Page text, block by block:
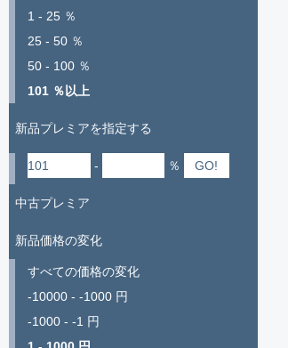
1 - 25 ％
25 - 50 ％
50 - 100 ％
101 ％以上
新品プレミアを指定する
- ％
中古プレミア
新品価格の変化
すべての価格の変化
-10000 - -1000 円
-1000 - -1 円